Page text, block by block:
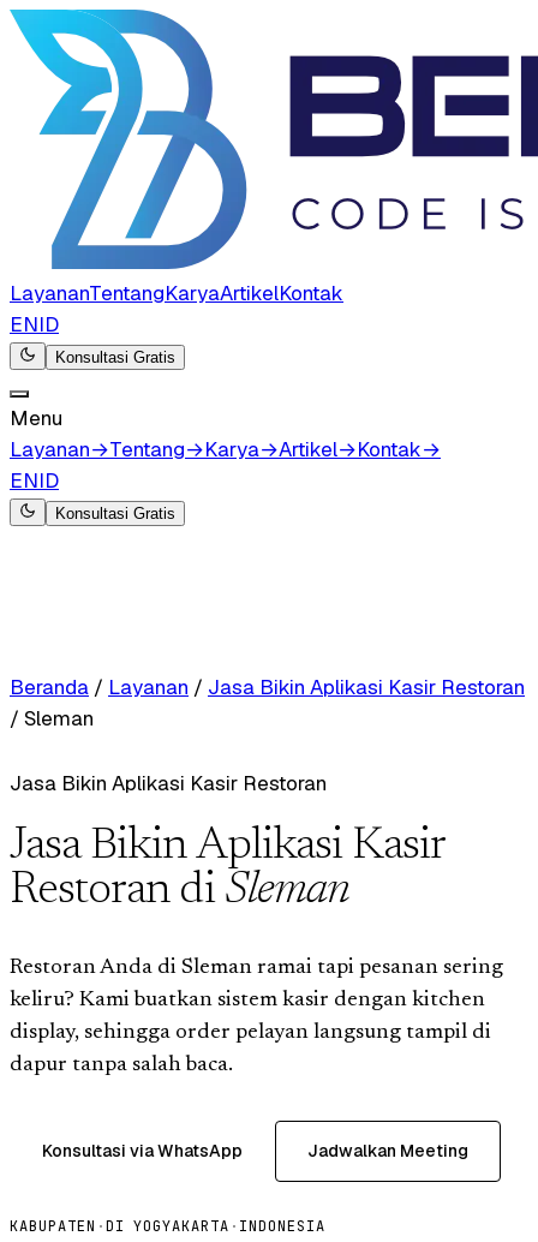
LayananTentangKaryaArtikelKontak
ENID
Konsultasi Gratis
Menu
Layanan→Tentang→Karya→Artikel→Kontak→
ENID
Konsultasi Gratis
Beranda / Layanan / Jasa Bikin Aplikasi Kasir Restoran
/ Sleman
Jasa Bikin Aplikasi Kasir Restoran
Jasa Bikin Aplikasi Kasir
Restoran di Sleman
Restoran Anda di Sleman ramai tapi pesanan sering
keliru? Kami buatkan sistem kasir dengan kitchen
display, sehingga order pelayan langsung tampil di
dapur tanpa salah baca.
Konsultasi via WhatsApp Jadwalkan Meeting
KABUPATEN ·DI YOGYAKARTA · INDONESIA